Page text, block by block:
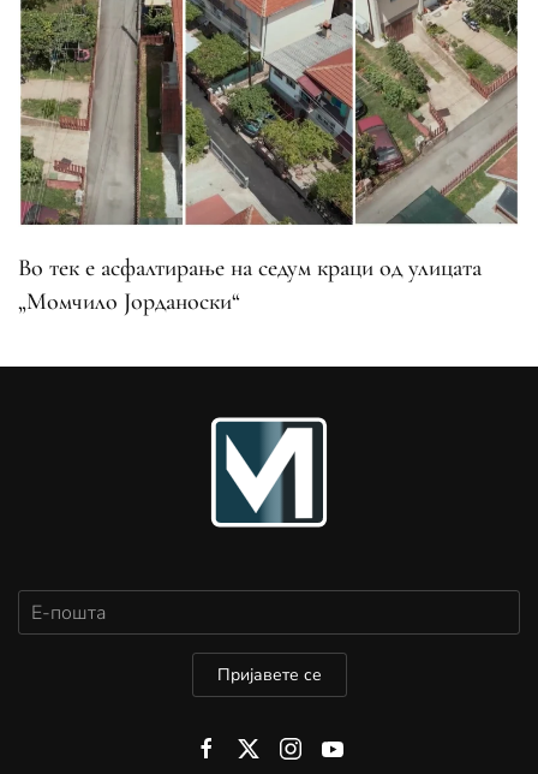
Во тек е асфалтирање на седум краци од улицата
„Момчило Јорданоски“
Пријавете се